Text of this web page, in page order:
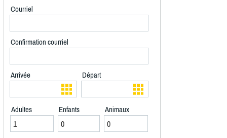
Courriel
Confirmation courriel
Arrivée Départ
Adultes Enfants Animaux